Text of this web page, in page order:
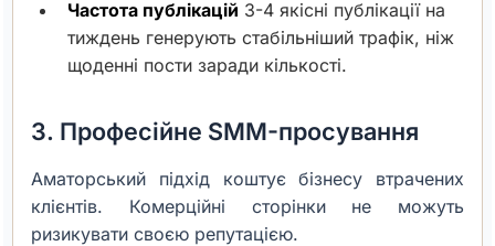
Частота публікацій 3-4 якісні публікації на
тиждень генерують стабільніший трафік, ніж
щоденні пости заради кількості.
3. Професійне SMM-просування
Аматорський підхід коштує бізнесу втрачених
клієнтів. Комерційні сторінки не можуть
ризикувати своєю репутацією.